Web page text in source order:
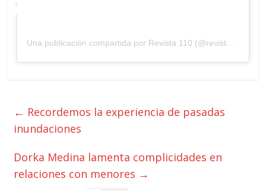
Una publicación compartida por Revista 110 (@revista110.online)
← Recordemos la experiencia de pasadas
inundaciones
Dorka Medina lamenta complicidades en
relaciones con menores →